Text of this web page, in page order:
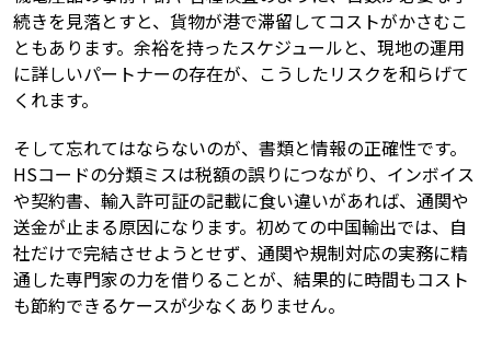
続きを見落とすと、貨物が港で滞留してコストがかさむこ
ともあります。余裕を持ったスケジュールと、現地の運用
に詳しいパートナーの存在が、こうしたリスクを和らげて
くれます。
そして忘れてはならないのが、書類と情報の正確性です。
HSコードの分類ミスは税額の誤りにつながり、インボイス
や契約書、輸入許可証の記載に食い違いがあれば、通関や
送金が止まる原因になります。初めての中国輸出では、自
社だけで完結させようとせず、通関や規制対応の実務に精
通した専門家の力を借りることが、結果的に時間もコスト
も節約できるケースが少なくありません。